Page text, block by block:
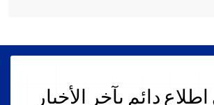
دائم بآخر الأخبار